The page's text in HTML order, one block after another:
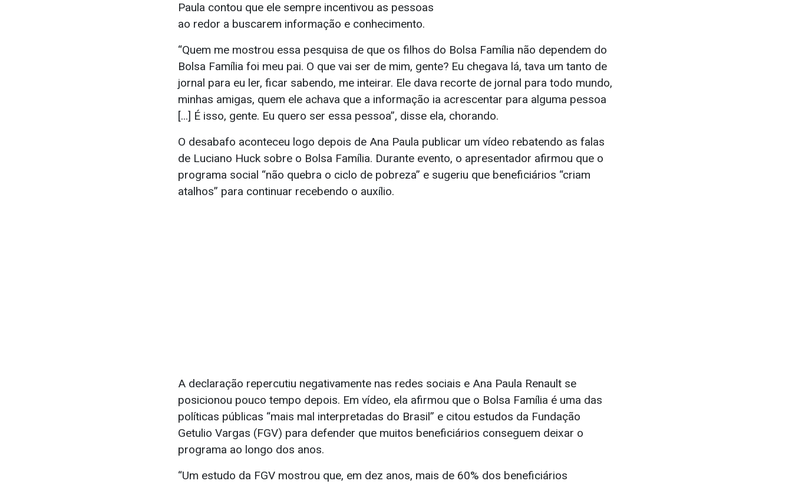
Paula contou que ele sempre incentivou as pessoas
ao redor a buscarem informação e conhecimento.
“Quem me mostrou essa pesquisa de que os filhos do Bolsa Família não dependem do
Bolsa Família foi meu pai. O que vai ser de mim, gente? Eu chegava lá, tava um tanto de
jornal para eu ler, ficar sabendo, me inteirar. Ele dava recorte de jornal para todo mundo,
minhas amigas, quem ele achava que a informação ia acrescentar para alguma pessoa
[...] É isso, gente. Eu quero ser essa pessoa”, disse ela, chorando.
O desabafo aconteceu logo depois de Ana Paula publicar um vídeo rebatendo as falas
de Luciano Huck sobre o Bolsa Família. Durante evento, o apresentador afirmou que o
programa social “não quebra o ciclo de pobreza” e sugeriu que beneficiários “criam
atalhos” para continuar recebendo o auxílio.
A declaração repercutiu negativamente nas redes sociais e Ana Paula Renault se
posicionou pouco tempo depois. Em vídeo, ela afirmou que o Bolsa Família é uma das
políticas públicas “mais mal interpretadas do Brasil” e citou estudos da Fundação
Getulio Vargas (FGV) para defender que muitos beneficiários conseguem deixar o
programa ao longo dos anos.
“Um estudo da FGV mostrou que, em dez anos, mais de 60% dos beneficiários